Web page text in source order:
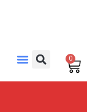
0